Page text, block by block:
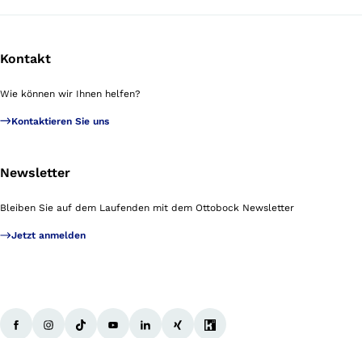
Kontakt
Wie können wir Ihnen helfen?
Kontaktieren Sie uns
Newsletter
Bleiben Sie auf dem Laufenden mit dem Ottobock Newsletter
Jetzt anmelden